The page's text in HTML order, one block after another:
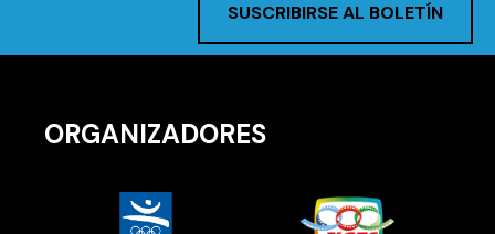
SUSCRIBIRSE AL BOLETÍN
ORGANIZADORES